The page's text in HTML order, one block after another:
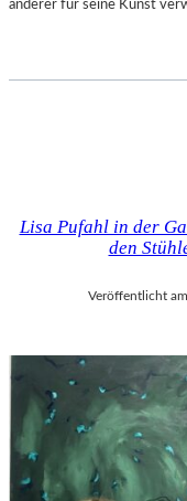
anderer für seine Kunst
Lisa Pufahl in der
den
Veröffentlicht